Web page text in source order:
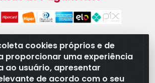
cookies próprios e de
proporcionar uma experiência
ao usuário, apresentar
de acordo com o seu
Automotivos LTDA - CNPJ
12 - Rua do Níquel, 667 - Parque
Goiânia/GO - CEP 74375-660